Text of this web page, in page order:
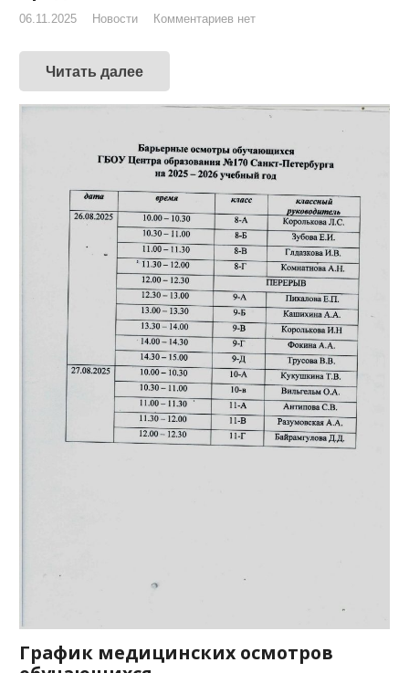
06.11.2025 Новости Комментариев нет
Читать далее
График медицинских осмотров